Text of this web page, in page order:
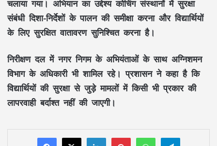
संबंधी दिशा-निर्देशों के पालन की समीक्षा करना और विद्यार्थियों
के लिए सुरक्षित वातावरण सुनिश्चित करना है।
निरीक्षण दल में नगर निगम के अभियंताओं के साथ अग्निशमन
विभाग के अधिकारी भी शामिल रहे। प्रशासन ने कहा है कि
विद्यार्थियों की सुरक्षा से जुड़े मामलों में किसी भी प्रकार की
लापरवाही बर्दाश्त नहीं की जाएगी।
LinkedInPinterestWhatsAppTelegram